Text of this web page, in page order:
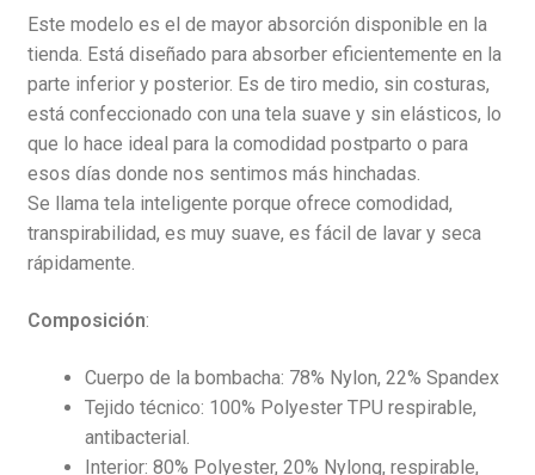
Este modelo es el de mayor absorción disponible en la
tienda. Está diseñado para absorber eficientemente en la
parte inferior y posterior. Es de tiro medio, sin costuras,
está confeccionado con una tela suave y sin elásticos, lo
que lo hace ideal para la comodidad postparto o para
esos días donde nos sentimos más hinchadas.
Se llama tela inteligente porque ofrece comodidad,
transpirabilidad, es muy suave, es fácil de lavar y seca
rápidamente.
Composición:
Cuerpo de la bombacha: 78% Nylon, 22% Spandex
Tejido técnico: 100% Polyester TPU respirable,
antibacterial.
Interior: 80% Polyester, 20% Nylong, respirable,